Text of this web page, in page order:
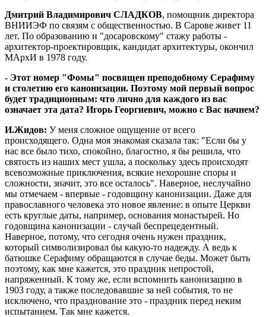
Дмитрий Владимирович СЛАДКОВ, помощник директора
ВНИИЭФ по связям с общественностью. В Сарове живет 11
лет. По образованию и "досаровскому" стажу работы -
архитектор-проектировщик, кандидат архитектуры, окончил
МАрхИ в 1978 году.
- Этот номер "Фомы" посвящен преподобному Серафиму
и столетию его канонизации. Поэтому мой первый вопрос
будет традиционным: что лично для каждого из вас
означает эта дата? Игорь Георгиевич, можно с Вас начнем?
И.Жидов: У меня сложное ощущение от всего
происходящего. Одна моя знакомая сказала так: "Если бы у
нас все было тихо, спокойно, благостно, я бы решила, что
святость из наших мест ушла, а поскольку здесь происходят
всевозможные приключения, всякие нехорошие споры и
сложности, значит, это все осталось". Наверное, неслучайно
мы отмечаем - впервые - годовщину канонизации. Даже для
православного человека это новое явление: в опыте Церкви
есть круглые даты, например, основания монастырей. Но
годовщина канонизации - случай беспрецедентный.
Наверное, потому, что сегодня очень нужен праздник,
который символизировал бы какую-то надежду. А ведь к
батюшке Серафиму обращаются в случае беды. Может быть
поэтому, как мне кажется, это праздник непростой,
напряженный. К тому же, если вспомнить канонизацию в
1903 году, а также последовавшие за ней события, то не
исключено, что празднование это - праздник перед неким
испытанием. Так мне кажется.